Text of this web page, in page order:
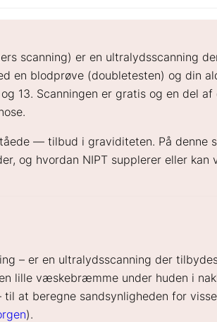
scanning) er en ultralydsscanning
en blodprøve (doubletesten) og din
13. Scanningen er gratis og en del
— tilbud i graviditeten. På denne
og hvordan NIPT supplerer eller
– er en ultralydsscanning der
lille væskebræmme under huden i
at beregne sandsynligheden for
).